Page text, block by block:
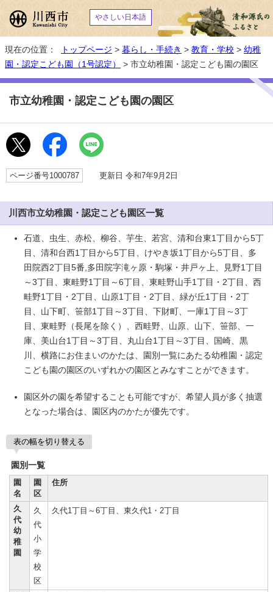
やさしい日本語
現在の位置： トップページ > 暮らし・手続き > 教育・学校 > 幼稚
園・認定こども園（1号認定）
> 市立幼稚園・認定こども園の園区
市立幼稚園・認定こども園の園区
ページ番号1000787 更新日 令和7年9月2日
川西市立幼稚園・認定こども園区一覧
石道、虫生、赤松、柳谷、芋生、若宮、清和台東1丁目から5丁
目、清和台西1丁目から5丁目、けやき坂1丁目から5丁目、多
田院西2丁目5番,多田院字滝ヶ原・駒塚・井戸ヶ上、見野1丁目
～3丁目、東畦野1丁目～6丁目、東畦野山手1丁目・2丁目、西
畦野1丁目・2丁目、山原1丁目・2丁目、緑が丘1丁目・2丁
目、山下町、笹部1丁目～3丁目、下財町、一庫1丁目～3丁
目、東畦野（長尾を除く）、西畦野、山原、山下、笹部、一
庫、美山台1丁目～3丁目、丸山台1丁目～3丁目、国崎、黒
川、横路にお住まいのかたは、園別一覧にあたる幼稚園・認定
こども園の園区のいずれかの園区とみなすことができます。
園区外の園を希望することも可能ですが、希望人員が多く抽選
となった場合は、園区内のかたが優先です。
表の幅を切り替える
園別一覧
園
名
園
区
住所
久
代
幼
稚
園
久
代
小
学
校
区
久代1丁目～6丁目、東久代1・2丁目